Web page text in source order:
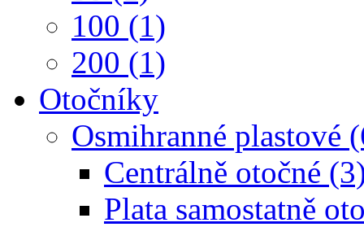
100 (1)
200 (1)
Otočníky
Osmihranné plastové
Centrálně otočné
Plata samostatně